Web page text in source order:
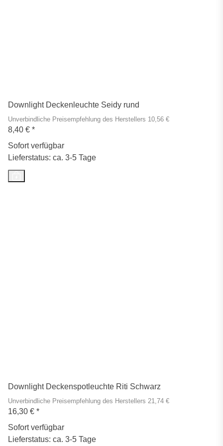
Downlight Deckenleuchte Seidy rund
Unverbindliche Preisempfehlung des Herstellers 10,56 €
8,40 € *
Sofort verfügbar
Lieferstatus: ca. 3-5 Tage
Downlight Deckenspotleuchte Riti Schwarz
Unverbindliche Preisempfehlung des Herstellers 21,74 €
16,30 € *
Sofort verfügbar
Lieferstatus: ca. 3-5 Tage